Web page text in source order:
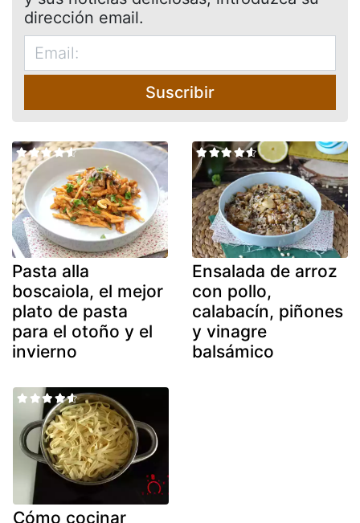
dirección email.
Suscribir
Pasta alla
boscaiola, el mejor
plato de pasta
para el otoño y el
invierno
Ensalada de arroz
con pollo,
calabacín, piñones
y vinagre
balsámico
Cómo cocinar